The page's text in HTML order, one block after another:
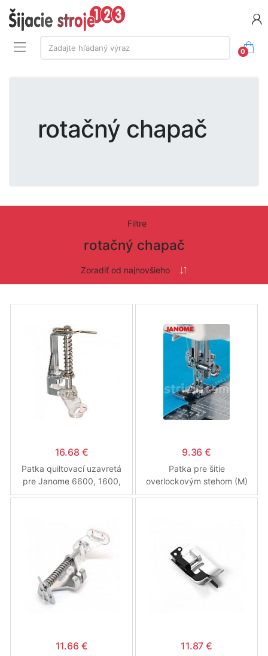
Vyhľadávanie:
Zadajte hľadaný výraz
0
rotačný chapač
Filtre
rotačný chapač
16.68 €
Patka quiltovací uzavretá
pre Janome 6600, 1600,
7700
9.36 €
Patka pre šitie
overlockovým stehom (M)
11.66 € 11.87 €